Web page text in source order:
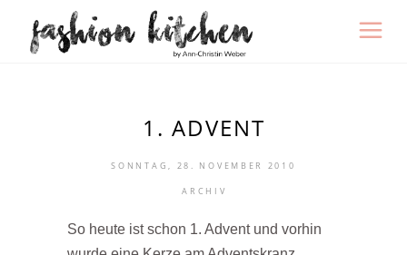
1. ADVENT
SONNTAG, 28. NOVEMBER 2010
ARCHIV
So heute ist schon 1. Advent und vorhin